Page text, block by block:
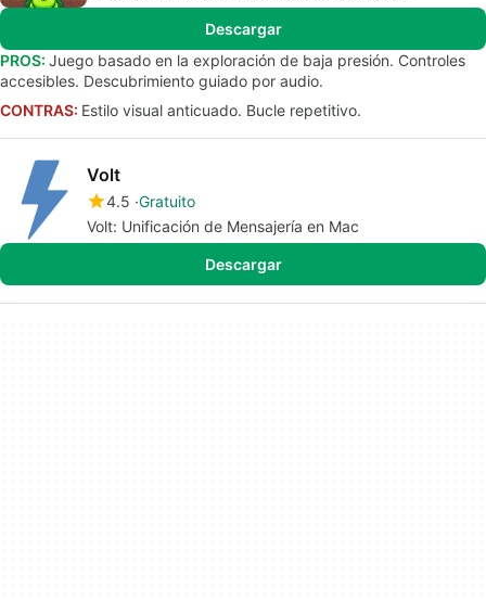
Descargar
PROS: Juego basado en la exploración de baja presión. Controles
accesibles. Descubrimiento guiado por audio.
CONTRAS: Estilo visual anticuado. Bucle repetitivo.
Volt
4.5 Gratuito
Volt: Unificación de Mensajería en Mac
Descargar